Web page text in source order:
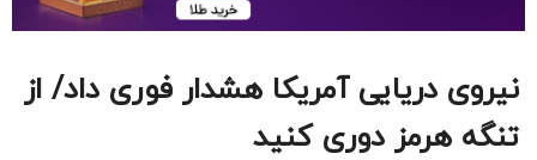
نیروی دریایی آمریکا هشدار فوری داد/ از
تنگه هرمز دوری کنید